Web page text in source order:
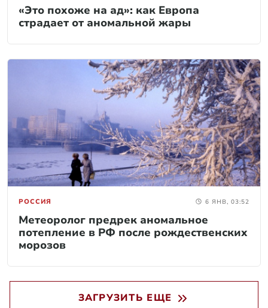
«Это похоже на ад»: как Европа
страдает от аномальной жары
РОССИЯ 6 ЯНВ, 03:52
Метеоролог предрек аномальное
потепление в РФ после рождественских
морозов
ЗАГРУЗИТЬ ЕЩЕ